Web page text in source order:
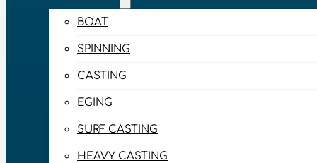
BOAT
SPINNING
CASTING
EGING
SURF CASTING
HEAVY CASTING